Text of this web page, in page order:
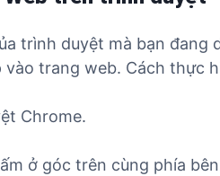
trình duyệt mà bạn đang
trang web. Cách thực
Chrome.
ở góc trên cùng phía